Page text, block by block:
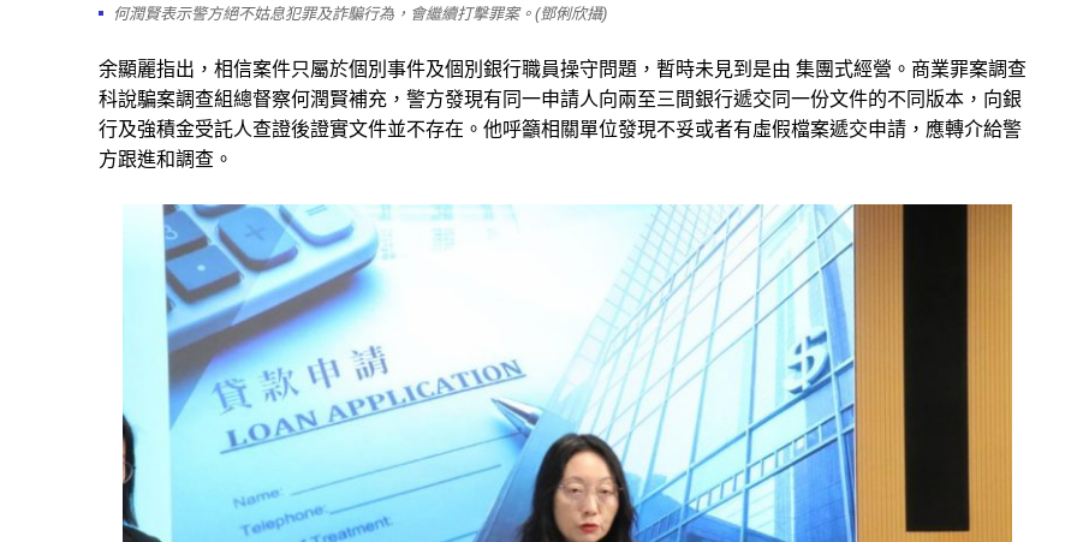
何潤賢表示警方絕不姑息犯罪及詐騙行為，會繼續打擊罪案。(鄧俐欣攝)
余顯麗指出，相信案件只屬於個別事件及個別銀行職員操守問題，暫時未見到是由 集團式經營。商業罪案調查
科說騙案調查組總督察何潤賢補充，警方發現有同一申請人向兩至三間銀行遞交同一份文件的不同版本，向銀
行及強積金受託人查證後證實文件並不存在。他呼籲相關單位發現不妥或者有虛假檔案遞交申請，應轉介給警
方跟進和調查。